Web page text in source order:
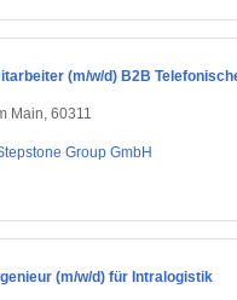
(m/w/d) B2B
Main, 60311
Group GmbH
(m/w/d) für Intralogistik